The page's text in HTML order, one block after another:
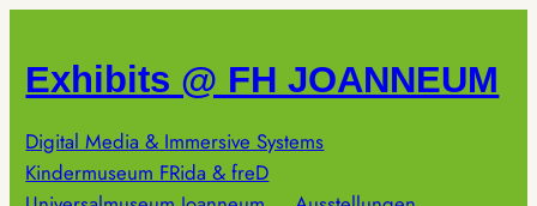
springen
Exhibits @ FH JOANNEUM
Digital Media & Immersive Systems
Kindermuseum FRida & freD